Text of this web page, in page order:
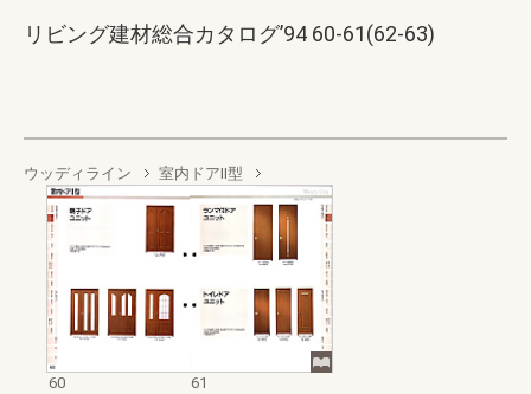
リビング建材総合カタログ’94 60-61(62-63)
ウッディライン 室内ドアⅡ型
60
61